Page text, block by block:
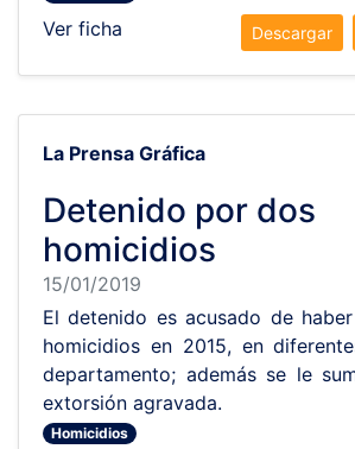
Ver ficha Descargar
La Prensa Gráfica
Detenido por dos
homicidios
15/01/2019
El detenido es acusado de
homicidios en 2015, en
departamento; además se le
extorsión agravada.
Homicidios